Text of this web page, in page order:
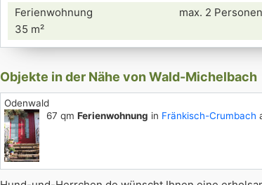
Ferienwohnung
35 m²
max. 2 Personen
Objekte in der Nähe von Wald-Michelbach
Odenwald
67 qm Ferienwohnung in Fränkisch-Crumbach